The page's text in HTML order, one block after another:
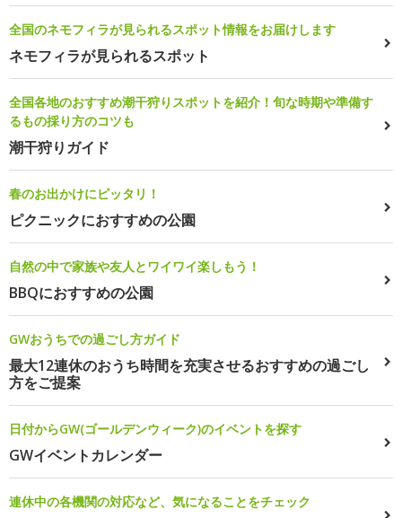
全国のネモフィラが見られるスポット情報をお届けします
ネモフィラが見られるスポット
全国各地のおすすめ潮干狩りスポットを紹介！旬な時期や準備す
るもの採り方のコツも
潮干狩りガイド
春のお出かけにピッタリ！
ピクニックにおすすめの公園
自然の中で家族や友人とワイワイ楽しもう！
BBQにおすすめの公園
GWおうちでの過ごし方ガイド
最大12連休のおうち時間を充実させるおすすめの過ごし
方をご提案
日付からGW(ゴールデンウィーク)のイベントを探す
GWイベントカレンダー
連休中の各機関の対応など、気になることをチェック